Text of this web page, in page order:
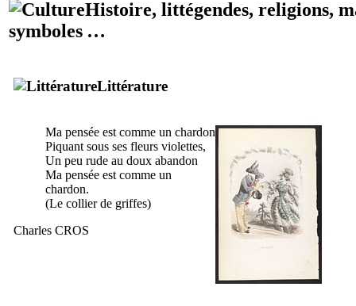
Histoire, littégendes, religions,
symboles …
Littérature
Ma pensée est comme un chardon
Piquant sous ses fleurs violettes,
Un peu rude au doux abandon
Ma pensée est comme un
chardon.
(Le collier de griffes)
Charles CROS